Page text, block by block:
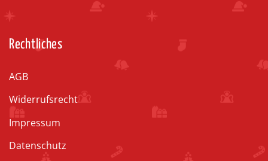
Rechtliches
AGB
Widerrufsrecht
Impressum
Datenschutz